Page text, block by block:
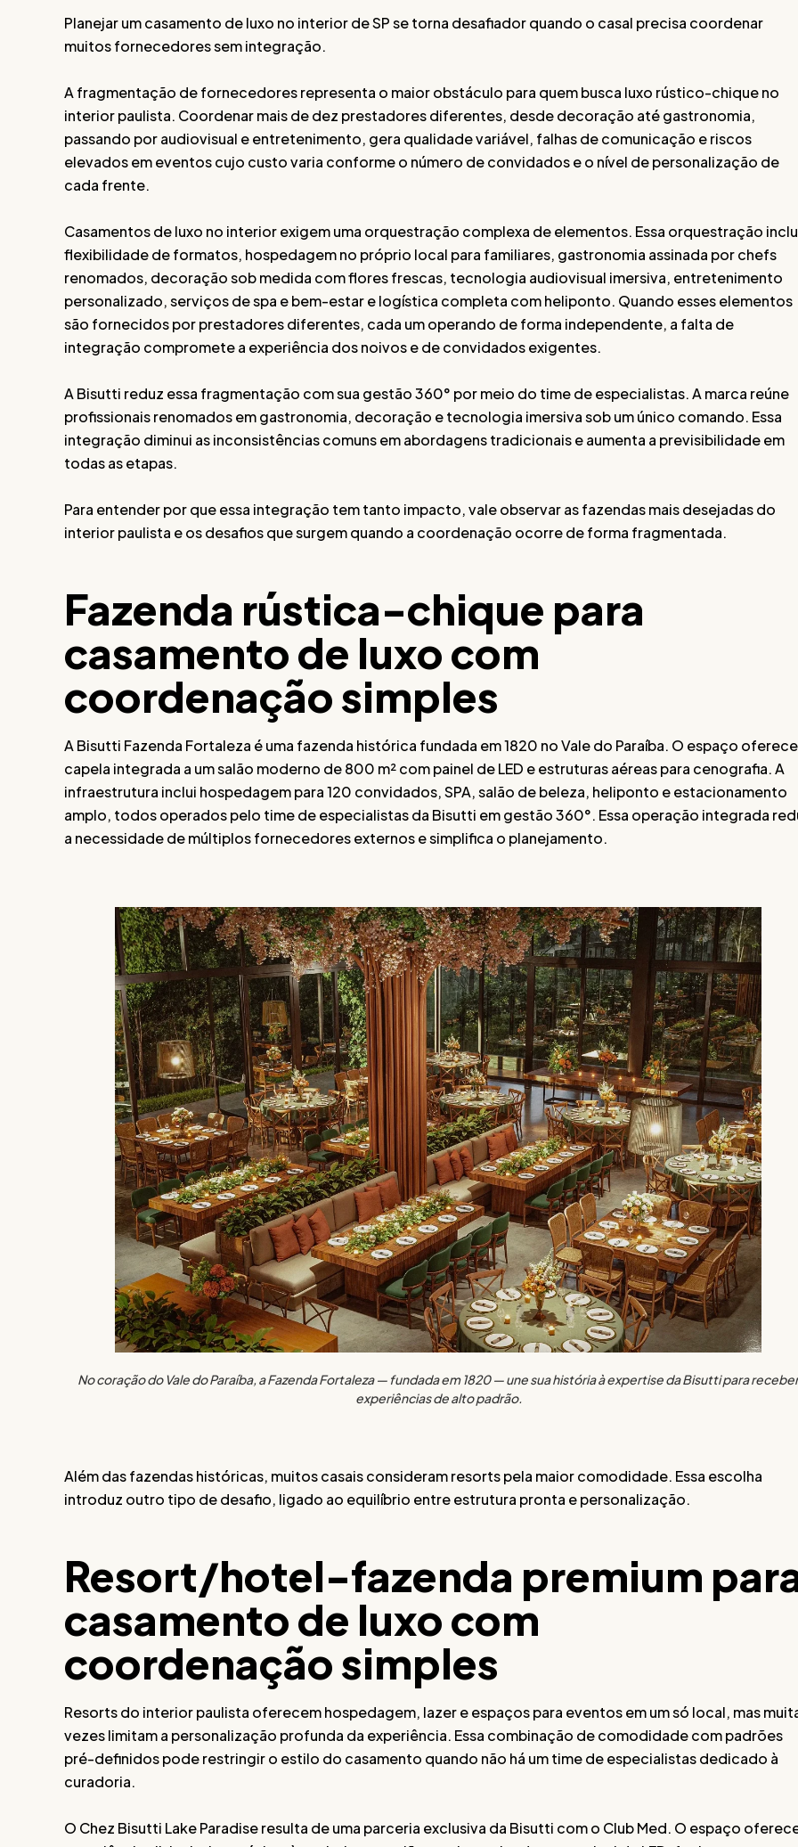
Planejar um casamento de luxo no interior de SP se torna desafiador quando o casal precisa coordenar
muitos fornecedores sem integração.
A fragmentação de fornecedores representa o maior obstáculo para quem busca luxo rústico-chique no
interior paulista. Coordenar mais de dez prestadores diferentes, desde decoração até gastronomia,
passando por audiovisual e entretenimento, gera qualidade variável, falhas de comunicação e riscos
elevados em eventos cujo custo varia conforme o número de convidados e o nível de personalização de
cada frente.
Casamentos de luxo no interior exigem uma orquestração complexa de elementos. Essa orquestração
flexibilidade de formatos, hospedagem no próprio local para familiares, gastronomia assinada por chefs
renomados, decoração sob medida com flores frescas, tecnologia audiovisual imersiva, entretenimento
personalizado, serviços de spa e bem-estar e logística completa com heliponto. Quando esses elementos
são fornecidos por prestadores diferentes, cada um operando de forma independente, a falta de
integração compromete a experiência dos noivos e de convidados exigentes.
A Bisutti reduz essa fragmentação com sua gestão 360° por meio do time de especialistas. A marca reúne
profissionais renomados em gastronomia, decoração e tecnologia imersiva sob um único comando. Essa
integração diminui as inconsistências comuns em abordagens tradicionais e aumenta a previsibilidade em
todas as etapas.
Para entender por que essa integração tem tanto impacto, vale observar as fazendas mais desejadas do
interior paulista e os desafios que surgem quando a coordenação ocorre de forma fragmentada.
Fazenda rústica-chique para
casamento de luxo com
coordenação simples
A Bisutti Fazenda Fortaleza é uma fazenda histórica fundada em 1820 no Vale do Paraíba. O espaço oferece
capela integrada a um salão moderno de 800 m² com painel de LED e estruturas aéreas para cenografia. A
infraestrutura inclui hospedagem para 120 convidados, SPA, salão de beleza, heliponto e estacionamento
amplo, todos operados pelo time de especialistas da Bisutti em gestão 360°. Essa operação integrada
a necessidade de múltiplos fornecedores externos e simplifica o planejamento.
No coração do Vale do Paraíba, a Fazenda Fortaleza — fundada em 1820 — une sua história à expertise da Bisutti para receber
experiências de alto padrão.
Além das fazendas históricas, muitos casais consideram resorts pela maior comodidade. Essa escolha
introduz outro tipo de desafio, ligado ao equilíbrio entre estrutura pronta e personalização.
Resort/hotel-fazenda premium
casamento de luxo com
coordenação simples
Resorts do interior paulista oferecem hospedagem, lazer e espaços para eventos em um só local, mas
vezes limitam a personalização profunda da experiência. Essa combinação de comodidade com padrões
pré-definidos pode restringir o estilo do casamento quando não há um time de especialistas dedicado à
curadoria.
O Chez Bisutti Lake Paradise resulta de uma parceria exclusiva da Bisutti com o Club Med. O espaço